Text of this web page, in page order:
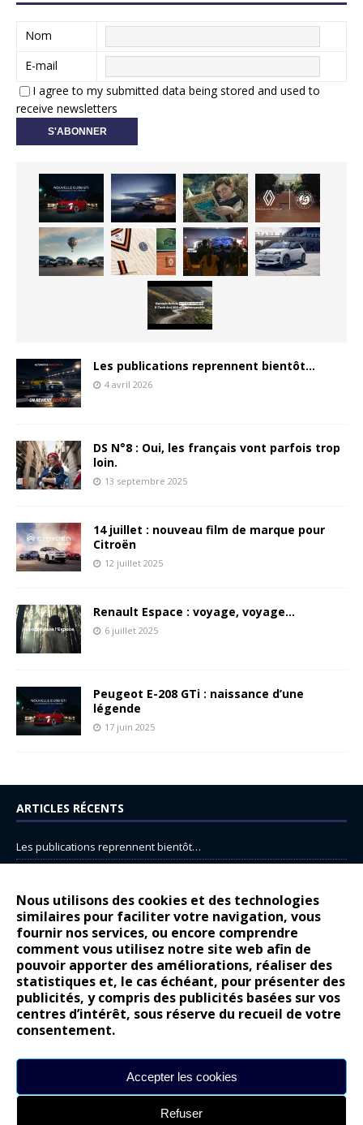
Nous utilisons des cookies et des technologies
similaires pour faciliter votre navigation, vous
fournir nos services, ou encore comprendre
comment vous utilisez notre site web afin de
pouvoir apporter des améliorations, réaliser des
statistiques et, le cas échéant, pour présenter des
publicités, y compris des publicités basées sur vos
centres d’intérêt, sous réserve du recueil de votre
consentement.
Accepter les cookies
Refuser
Nom
E-mail
I agree to my submitted data being stored and used to
receive newsletters
Les publications reprennent bientôt…
4 avril 2026
DS N°8 : Oui, les français vont parfois trop
loin.
13 septembre 2025
14 juillet : nouveau film de marque pour
Citroën
12 juillet 2025
Renault Espace : voyage, voyage…
6 juillet 2025
Peugeot E-208 GTi : naissance d’une
légende
17 juin 2025
ARTICLES RÉCENTS
Les publications reprennent bientôt…
14 juillet : nouveau film de marque pour Citroën
Renault Espace : voyage, voyage…
Peugeot E-208 GTi : naissance d’une légende
COMMENTAIRES RÉCENTS
Bernard DardartdansDacia Sandero : pour les gens vrais
Alpine A290 : L’irrésistible attraction de la légèreté
leroydansLancia Ypsilon : naturellement envoûtante ?